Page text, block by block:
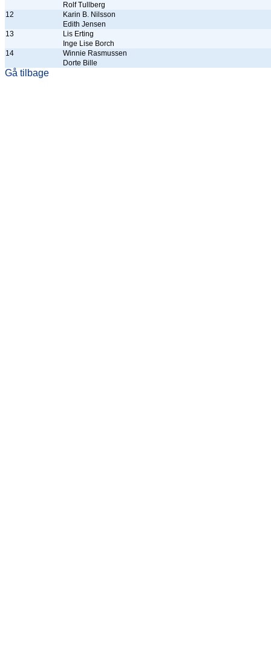
Rolf Tullberg
12
Karin B. Nilsson
Edith Jensen
13
Lis Erting
Inge Lise Borch
14
Winnie Rasmussen
Dorte Bille
Gå tilbage